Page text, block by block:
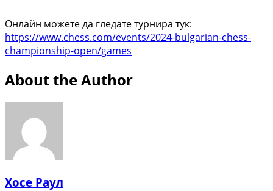
Онлайн можете да гледате турнира тук:
https://www.chess.com/events/2024-bulgarian-chess-
championship-open/games
About the Author
Хосе Раул